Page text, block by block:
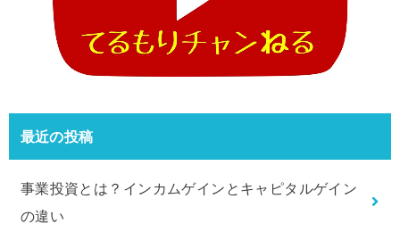
最近の投稿
事業投資とは？インカムゲインとキャピタルゲイン
の違い